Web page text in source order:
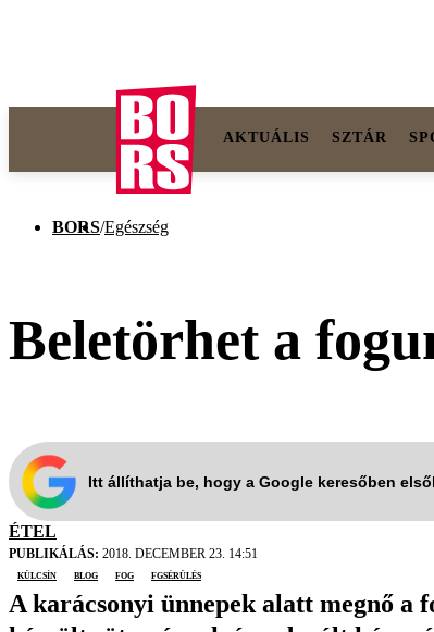
AKTUÁLIS SZTÁR
BORS/Egészség
Beletörhet a
Itt állíthatja be, hogy a Google keresőben
ÉTEL
PUBLIKÁLÁS: 2018. DECEMBER 23. 14:51
Külcsín
blog fog fgsérülés
A karácsonyi ünnepek alatt megnő a